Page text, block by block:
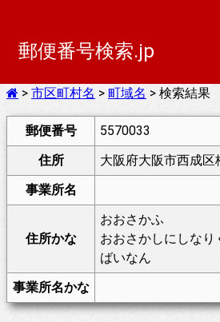
郵便番号検索.jp
> 市区町村名 > 町域名 > 検索結果
郵便番号
5570033
住所
大阪府大阪市西成区
事業所名
住所かな
おおさかふ
おおさかしにしなり
ばいなん
事業所名かな